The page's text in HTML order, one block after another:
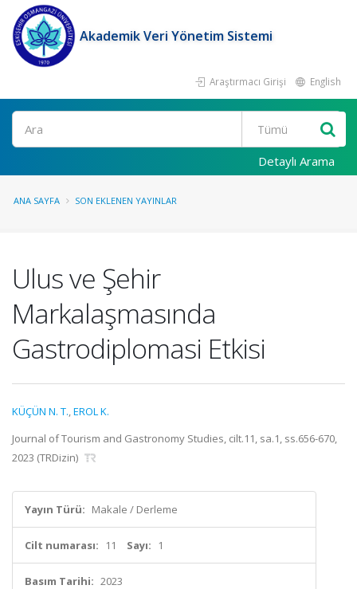
Akademik Veri Yönetim Sistemi
Araştırmacı Girişi English
Ara
Detaylı Arama
ANA SAYFA SON EKLENEN YAYINLAR
Ulus ve Şehir
Markalaşmasında
Gastrodiplomasi Etkisi
KÜÇÜN N. T.,EROL K.
Journal of Tourism and Gastronomy Studies, cilt.11, sa.1, ss.656-670,
2023 (TRDizin)
Yayın Türü: Makale / Derleme
Cilt numarası: 11 Sayı: 1
Basım Tarihi: 2023